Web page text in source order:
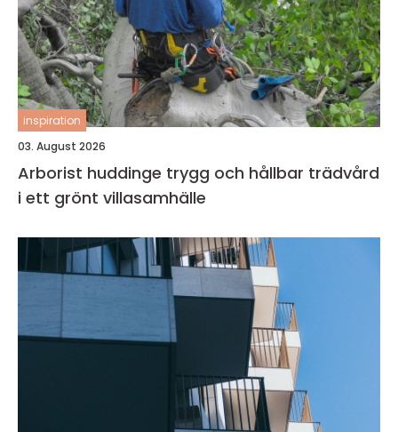
inspiration
03. August 2026
Arborist huddinge trygg och hållbar trädvård
i ett grönt villasamhälle